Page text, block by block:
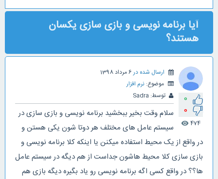
آیا برنامه نویسی و بازی سازی یکسان
هستند؟
0
0
474
visibility
ارسال شده در 6 مرداد 1398
موضوع: نرم افزار
توسط: Sadra
سلام وقت بخیر ببخشید برنامه نویسی و بازی سازی در
سیستم عامل های مختلف هر دوتا شون یکی هستن و
در واقع از یک محیط استفاده میکنن یا اینکه کلا برنامه نویسی و
بازی سازی کلا محیط هاشون جداست از هم دیگه در سیستم عامل
ها؟؟ در واقع کسی اگه برنامه نویسی رو یاد بگیره دیگه بازی هم